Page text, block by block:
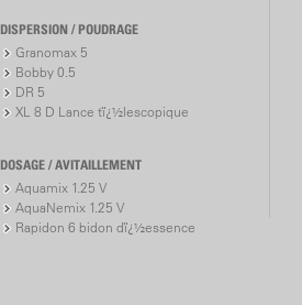
DISPERSION / POUDRAGE
Granomax 5
Bobby 0.5
DR 5
XL 8 D Lance tï¿½lescopique
DOSAGE / AVITAILLEMENT
Aquamix 1.25 V
AquaNemix 1.25 V
Rapidon 6 bidon dï¿½essence